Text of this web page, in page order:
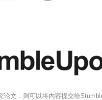
文，则可以将内容提交给